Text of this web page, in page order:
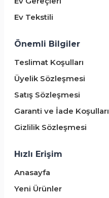
Ev Tekstili
Önemli Bilgiler
Teslimat Koşulları
Üyelik Sözleşmesi
Satış Sözleşmesi
Garanti ve İade Koşulları
Gizlilik Sözleşmesi
Hızlı Erişim
Anasayfa
Yeni Ürünler